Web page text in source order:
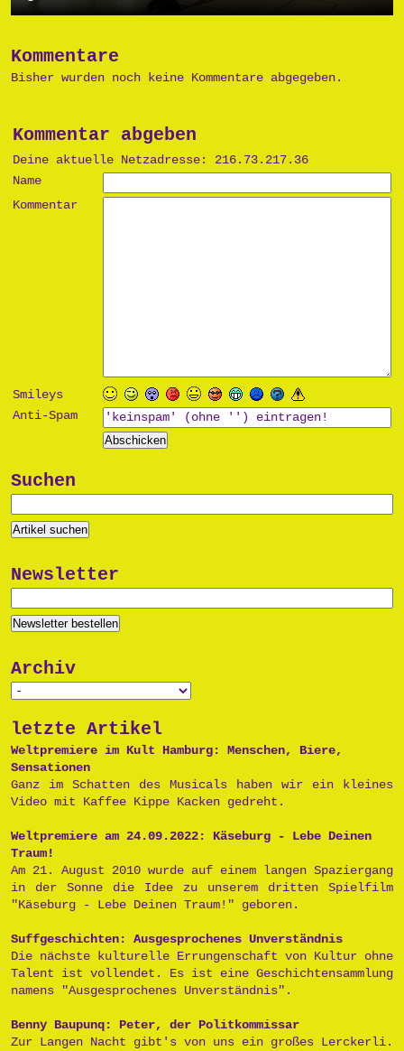
Kommentare
Bisher wurden noch keine Kommentare abgegeben.
Kommentar abgeben
Deine aktuelle Netzadresse: 216.73.217.36
Name
Kommentar
Smileys
Anti-Spam
Suchen
Newsletter
Archiv
letzte Artikel
Weltpremiere im Kult Hamburg: Menschen, Biere,
Sensationen
Ganz im Schatten des Musicals haben wir ein kleines
Video mit Kaffee Kippe Kacken gedreht.
Weltpremiere am 24.09.2022: Käseburg - Lebe Deinen
Traum!
Am 21. August 2010 wurde auf einem langen Spaziergang
in der Sonne die Idee zu unserem dritten Spielfilm
"Käseburg - Lebe Deinen Traum!" geboren.
Suffgeschichten: Ausgesprochenes Unverständnis
Die nächste kulturelle Errungenschaft von Kultur ohne
Talent ist vollendet. Es ist eine Geschichtensammlung
namens "Ausgesprochenes Unverständnis".
Benny Baupunq: Peter, der Politkommissar
Zur Langen Nacht gibt's von uns ein großes Lerckerli.